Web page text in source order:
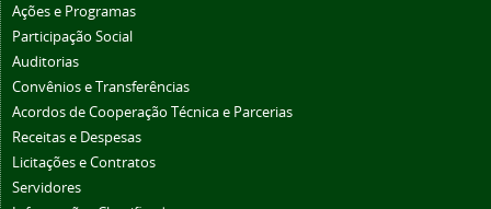
Ações e Programas
Participação Social
Auditorias
Convênios e Transferências
Acordos de Cooperação Técnica e Parcerias
Receitas e Despesas
Licitações e Contratos
Servidores